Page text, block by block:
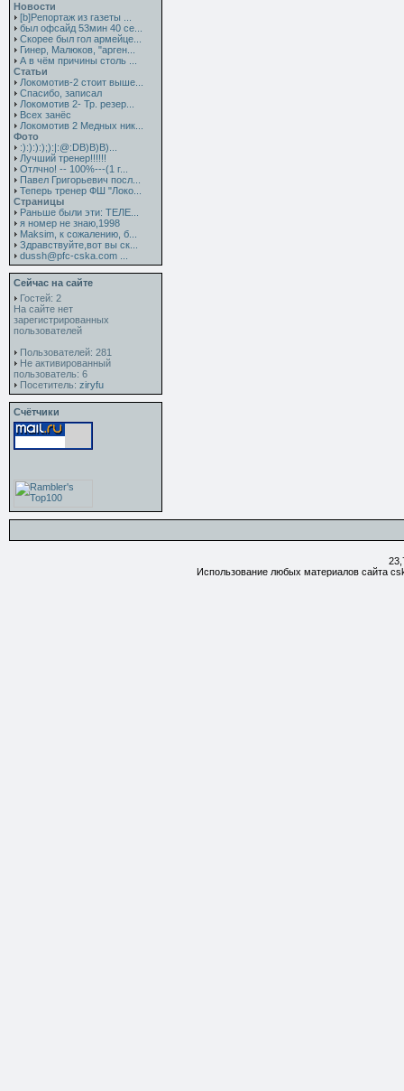
Новости
[b]Репортаж из газеты ...
был офсайд 53мин 40 се...
Скорее был гол армейце...
Гинер, Малюков, "арген...
А в чём причины столь ...
Статьи
Локомотив-2 стоит выше...
Спасибо, записал
Локомотив 2- Тр. резер...
Всех занёс
Локомотив 2 Медных ник...
Фото
:):):):);):|:@:DB)B)B)...
Лучший тренер!!!!!!
Отлчно! -- 100%---(1 г...
Павел Григорьевич посл...
Теперь тренер ФШ "Локо...
Страницы
Раньше были эти: ТЕЛЕ...
я номер не знаю,1998
Maksim, к сожалению, б...
Здравствуйте,вот вы ск...
dussh@pfc-cska.com ...
Сейчас на сайте
Гостей: 2
На сайте нет
зарегистрированных
пользователей
Пользователей: 281
Не активированный
пользователь: 6
Посетитель: ziryfu
Счётчики
Использование любых материалов сайта